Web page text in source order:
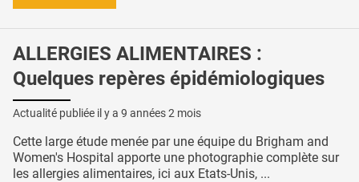
ALLERGIES ALIMENTAIRES :
Quelques repères épidémiologiques
Actualité publiée il y a 9 années 2 mois
Cette large étude menée par une équipe du Brigham and
Women's Hospital apporte une photographie complète sur
les allergies alimentaires, ici aux Etats-Unis, ...